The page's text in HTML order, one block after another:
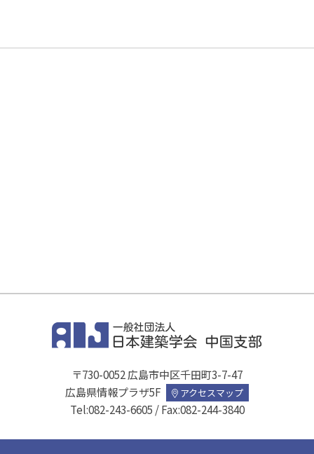
〒730-0052 広島市中区千田町3-7-47
広島県情報プラザ5F
アクセスマップ
Tel:082-243-6605 / Fax:082-244-3840